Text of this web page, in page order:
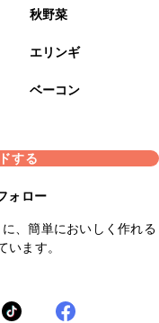
秋野菜
エリンギ
ベーコン
する
ォロー
、簡単においしく作れる
います。